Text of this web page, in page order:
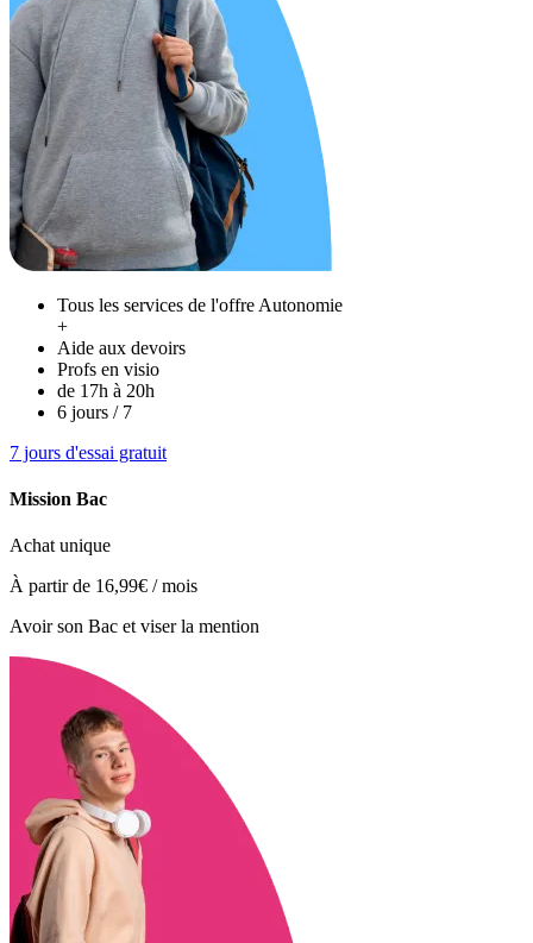
Tous les services de l'offre Autonomie
+
Aide aux devoirs
Profs en visio
de 17h à 20h
6 jours / 7
7 jours d'essai gratuit
Mission Bac
Achat unique
À partir de 16,99€ / mois
Avoir son Bac et viser la mention